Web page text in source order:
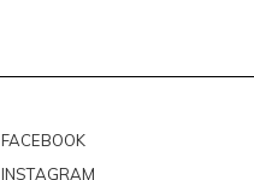
FACEBOOK
INSTAGRAM